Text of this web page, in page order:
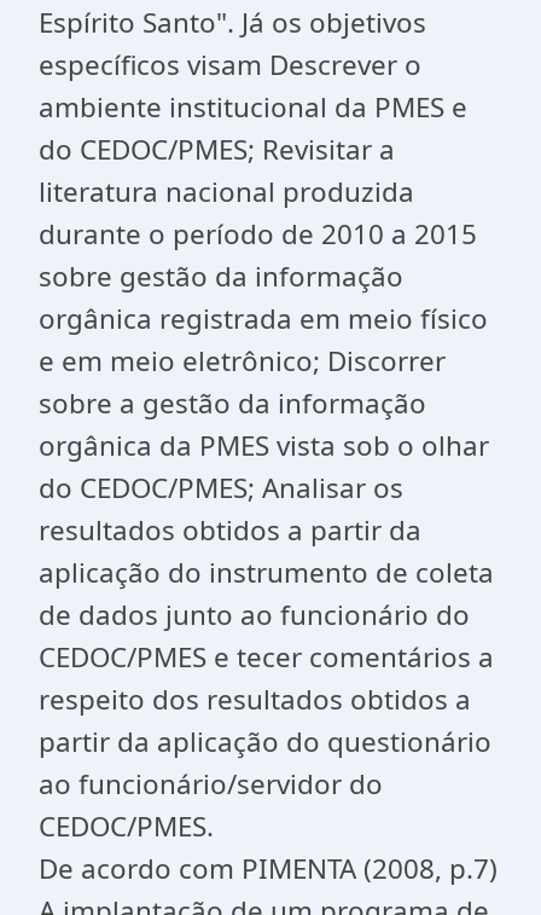
Espírito Santo". Já os objetivos
específicos visam Descrever o
ambiente institucional da PMES e
do CEDOC/PMES; Revisitar a
literatura nacional produzida
durante o período de 2010 a 2015
sobre gestão da informação
orgânica registrada em meio físico
e em meio eletrônico; Discorrer
sobre a gestão da informação
orgânica da PMES vista sob o olhar
do CEDOC/PMES; Analisar os
resultados obtidos a partir da
aplicação do instrumento de coleta
de dados junto ao funcionário do
CEDOC/PMES e tecer comentários a
respeito dos resultados obtidos a
partir da aplicação do questionário
ao funcionário/servidor do
CEDOC/PMES.
De acordo com PIMENTA (2008, p.7)